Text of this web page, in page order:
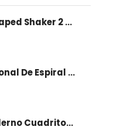
Sacapuntas Maped Shaker 2 Orificios - Bote Con 12
Libreta Profesional De Espiral Norma Color 100 H C-7
Mi Primer Cuaderno Cuadritos "A" (10Mm) 50 Hojas Norma